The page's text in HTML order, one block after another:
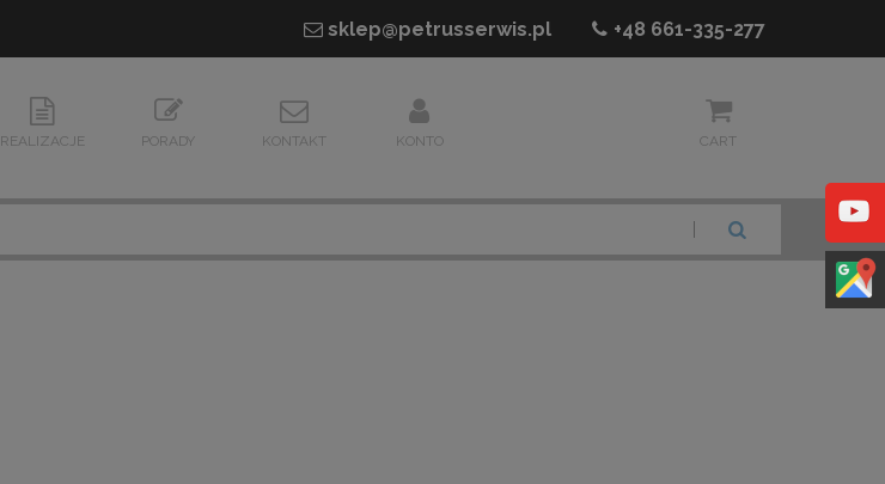
sklep@petrusserwis.pl +48 661-335-277
REALIZACJE PORADY KONTAKT KONTO CART